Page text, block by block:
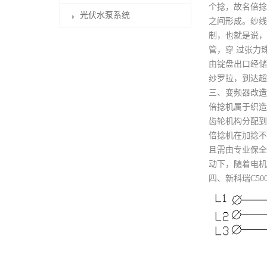
光伏水泵系统
个捻，故名倍
之间形成。纱
制，也就是说
管，穿 过张力
由锭盘出口经
纱罗拉，到达
三、变频器改
倍捻机属于织
齿轮机构分配
倍捻机在加捻
且需由专业保
动下，随着电
四、新科瑞